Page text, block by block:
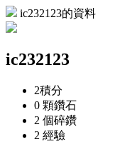
ic232123的資料
ic232123
2積分
0 顆鑽石
2 個碎鑽
2 經驗